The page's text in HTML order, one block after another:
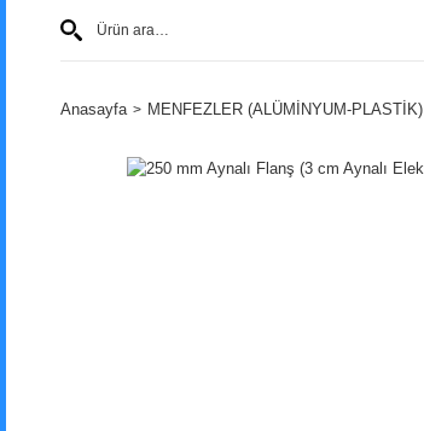
Anasayfa MENFEZLER (ALÜMİNYUM-PLASTİK)